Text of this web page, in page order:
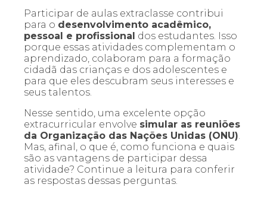
Participar de aulas extraclasse contribui
para o desenvolvimento acadêmico,
pessoal e profissional dos estudantes. Isso
porque essas atividades complementam o
aprendizado, colaboram para a formação
cidadã das crianças e dos adolescentes e
para que eles descubram seus interesses e
seus talentos.
Nesse sentido, uma excelente opção
extracurricular envolve simular as reuniões
da Organização das Nações Unidas (ONU).
Mas, afinal, o que é, como funciona e quais
são as vantagens de participar dessa
atividade? Continue a leitura para conferir
as respostas dessas perguntas.